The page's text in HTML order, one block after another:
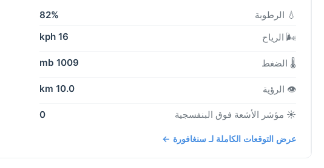
💧 الرطوبة
82%
🌬️ الرياح
16 kph
🌡️ الضغط 1009 mb
👁️ الرؤية 10.0 km
☀️ مؤشر الأشعة فوق البنفسجية 0
عرض التوقعات الكاملة لـ سنغافورة ←